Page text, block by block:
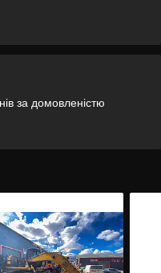
за домовленістю